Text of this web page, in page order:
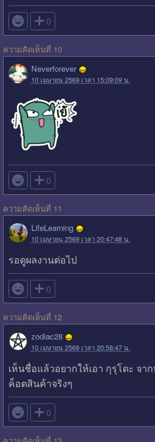
 0
ความคิดเห็นที่ 10
Neverforever
10 เมษายน 2569 เวลา 15:09:09 น.
 0
ความคิดเห็นที่ 11
LifeLearning
10 เมษายน 2569 เวลา 20:47:48 น.
รอดูผลงานต่อไป
 0
ความคิดเห็นที่ 12
zodiac28
10 เมษายน 2569 เวลา 20:58:47 น.
เห็นชื่อแล้วอยากให้เอา กุรุโดะ จ
ค็อตสินค้าจริงๆ
 0